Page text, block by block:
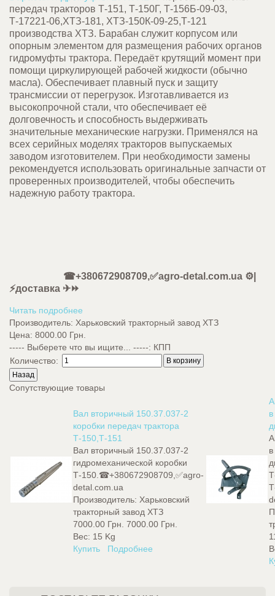
передач тракторов Т-151, Т-150Г, Т-156Б-09-03,
Т-17221-06,ХТЗ-181, ХТЗ-150К-09-25,Т-121
производства ХТЗ. Барабан служит корпусом или
опорным элементом для размещения рабочих органов
гидромуфты трактора. Передаёт крутящий момент при
помощи циркулирующей рабочей жидкости (обычно
масла). Обеспечивает плавный пуск и защиту
трансмиссии от перегрузок. Изготавливается из
высокопрочной стали, что обеспечивает её
долговечность и способность выдерживать
значительные механические нагрузки. Применялся на
всех серийных моделях тракторов выпускаемых
заводом изготовителем. При необходимости замены
рекомендуется использовать оригинальные запчасти от
проверенных производителей, чтобы обеспечить
надежную работу трактора.
☎+380672908709,✅agro-detal.com.ua ⚙️|
⚡доставка ✈⏩
Читать подробнее
Производитель: Харьковский тракторный завод ХТЗ
Цена: 8000.00 Грн.
----- Выберете что вы ищите... -----: КПП
Количество:
Сопутствующие товары
Вал вторичный 150.37.037-2
коробки передач трактора
Т-150,Т-151
Вал вторичный 150.37.037-2
гидромеханической коробки
Т-150.☎+380672908709,✅agro-
detal.com.ua
Производитель: Харьковский
тракторный завод ХТЗ
7000.00 Грн. 7000.00 Грн.
Вес: 15 Kg
Купить
Подробнее